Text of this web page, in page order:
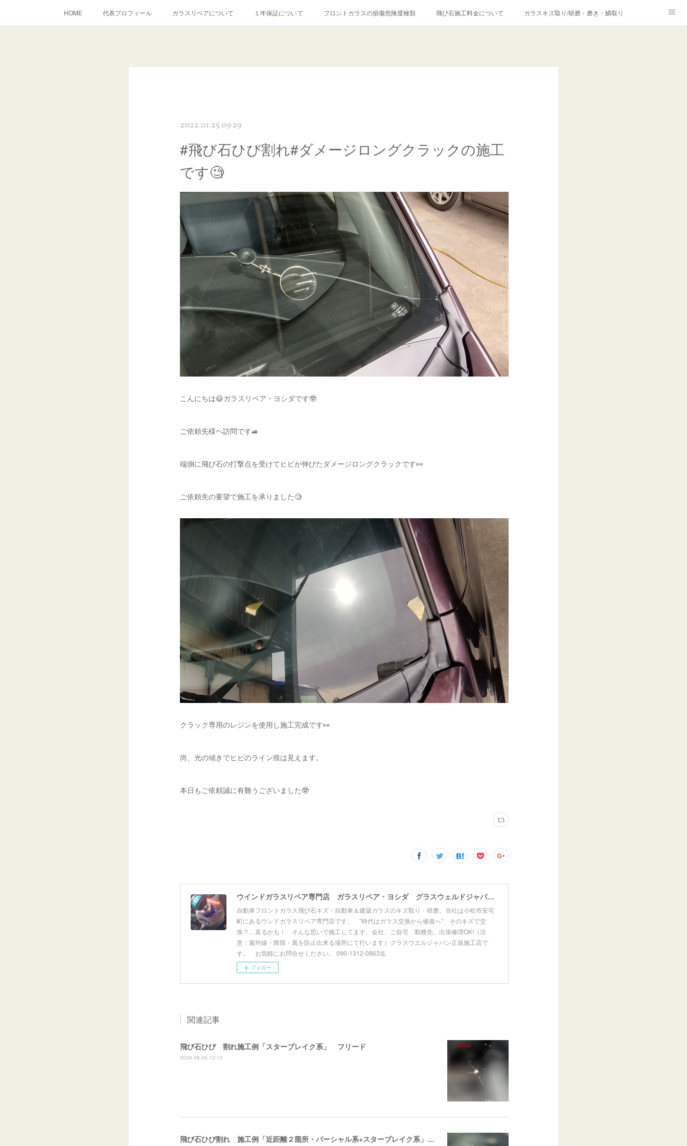
HOME 代表プロフィール ガラスリペアについて １年保証について フロントガラスの損傷危険度種類 飛び石施工料金について ガラスキズ取り/研磨・磨き・鱗取り
2022.01.25 09:29
#飛び石ひび割れ#ダメージロングクラックの施工
です🧐
こんにちは😃ガラスリペア・ヨシダです🤓
ご依頼先様ヘ訪問です🚙
端側に飛び石の打撃点を受けてヒビが伸びたダメージロングクラックです👀
ご依頼先の要望で施工を承りました🧐
クラック専用のレジンを使用し施工完成です👀
尚、光の傾きでヒビのライン痕は見えます。
本日もご依頼誠に有難うございました🤓
ウインドガラスリペア専門店 ガラスリペア・ヨシダ グラスウェルドジャパン 正規施工店 小松市
自動車フロントガラス飛び石キズ・自動車＆建築ガラスのキズ取り・研磨。当社は小松市安宅
町にあるウンドガラスリペア専門店です。 ”時代はガラス交換から修復へ” そのキズで交
換？…直るかも！ そんな思いで施工してます。会社、ご自宅、勤務先、出張修理OK!（注
意：紫外線・降雨・風を防止出来る場所にて行います）グラスウエルジャパン正規施工店で
す。 お気軽にお問合せください。 090-1312-0863迄
フォロー
関連記事
飛び石ひび 割れ施工例「スターブレイク系」 フリード
2026.08.06 12:13
飛び石ひび割れ 施工例「近距離２箇所・パーシャル系+スターブレイク系」ハイエース